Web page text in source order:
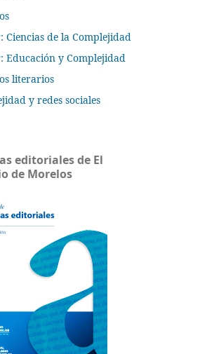
Ciencias de la Complejidad
Educación y Complejidad
literarios
y redes sociales
editoriales de El
de Morelos